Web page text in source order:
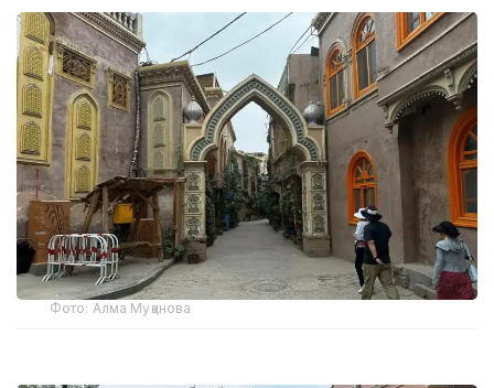
Фото: Алма Муқанова